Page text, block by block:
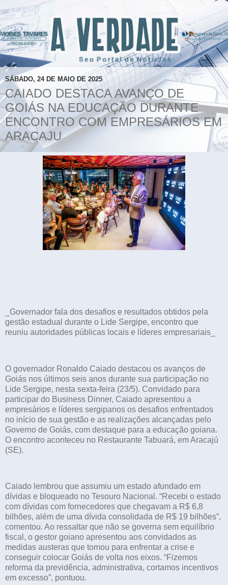
SÁBADO, 24 DE MAIO DE 2025
CAIADO DESTACA AVANÇO DE
GOIÁS NA EDUCAÇÃO DURANTE
ENCONTRO COM EMPRESÁRIOS EM
ARACAJU
_Governador fala dos desafios e resultados obtidos pela
gestão estadual durante o Lide Sergipe, encontro que
reuniu autoridades públicas locais e líderes empresariais_
O governador Ronaldo Caiado destacou os avanços de
Goiás nos últimos seis anos durante sua participação no
Lide Sergipe, nesta sexta-feira (23/5). Convidado para
participar do Business Dinner, Caiado apresentou a
empresários e líderes sergipanos os desafios enfrentados
no início de sua gestão e as realizações alcançadas pelo
Governo de Goiás, com destaque para a educação goiana.
O encontro aconteceu no Restaurante Tabuará, em Aracajú
(SE).
Caiado lembrou que assumiu um estado afundado em
dívidas e bloqueado no Tesouro Nacional. “Recebi o estado
com dívidas com fornecedores que chegavam a R$ 6,8
bilhões, além de uma dívida consolidada de R$ 19 bilhões”,
comentou. Ao ressaltar que não se governa sem equilíbrio
fiscal, o gestor goiano apresentou aos convidados as
medidas austeras que tomou para enfrentar a crise e
conseguir colocar Goiás de volta nos eixos. “Fizemos
reforma da previdência, administrativa, cortamos incentivos
em excesso”, pontuou.